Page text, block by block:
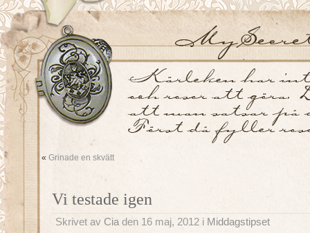
« Grinade en skvätt
Vi testade igen
Skrivet av Cia den 16 maj, 2012 i Middagstipset